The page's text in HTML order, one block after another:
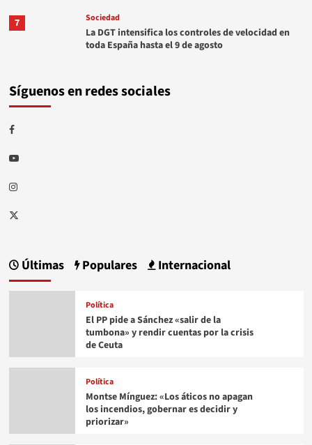
7 Sociedad
La DGT intensifica los controles de velocidad en
toda España hasta el 9 de agosto
Síguenos en redes sociales
Facebook
Youtube
Instagram
Twitter
Últimas Populares Internacional
Política
El PP pide a Sánchez «salir de la
tumbona» y rendir cuentas por la crisis
de Ceuta
Política
Montse Mínguez: «Los áticos no apagan
los incendios, gobernar es decidir y
priorizar»